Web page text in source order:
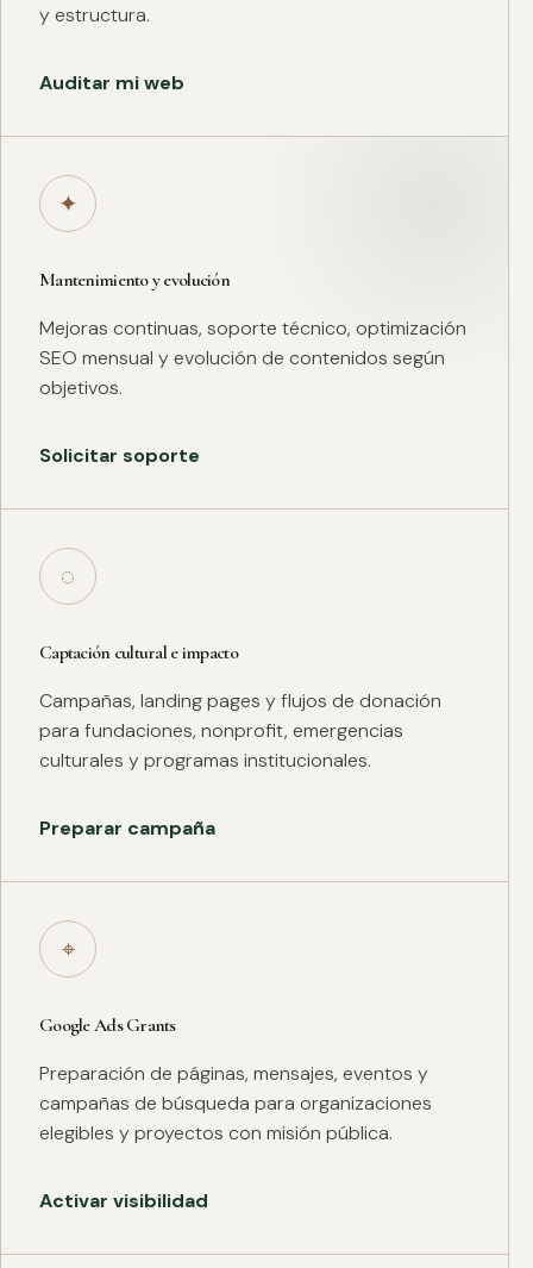
y estructura.
Auditar mi web
✦
Mantenimiento y evolución
Mejoras continuas, soporte técnico, optimización
SEO mensual y evolución de contenidos según
objetivos.
Solicitar soporte
◌
Captación cultural e impacto
Campañas, landing pages y flujos de donación
para fundaciones, nonprofit, emergencias
culturales y programas institucionales.
Preparar campaña
⌖
Google Ads Grants
Preparación de páginas, mensajes, eventos y
campañas de búsqueda para organizaciones
elegibles y proyectos con misión pública.
Activar visibilidad